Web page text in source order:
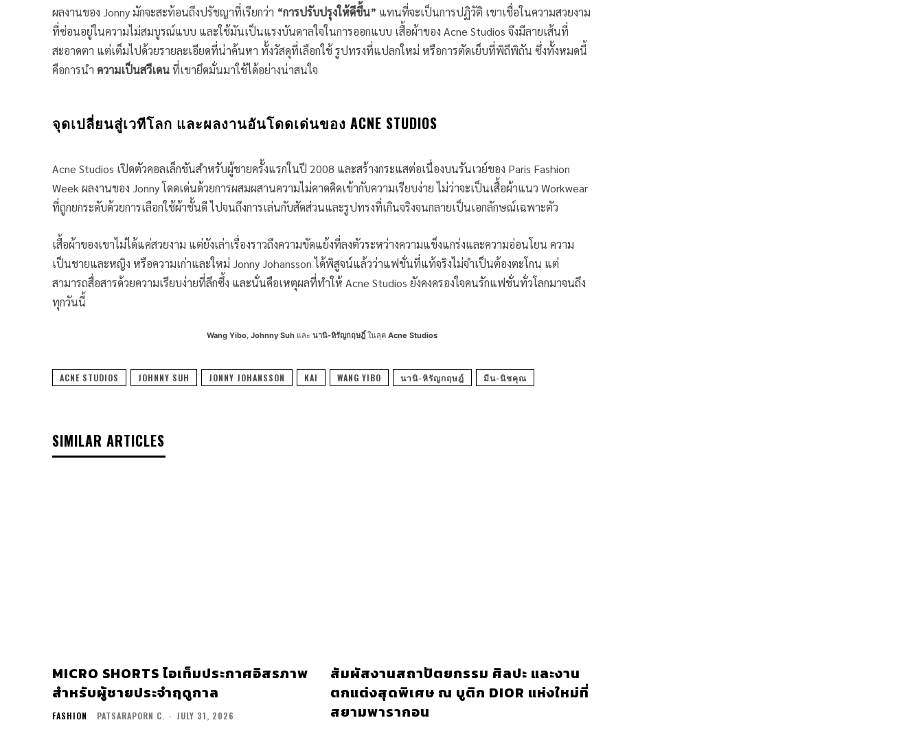
ผลงานของ Jonny มักจะสะท้อนถึงปรัชญาที่เรียกว่า “การปรับปรุงให้ดีขึ้น” แทนที่จะเป็นการปฏิวัติ เขาเชื่อในความสวยงาม
ที่ซ่อนอยู่ในความไม่สมบูรณ์แบบ และใช้มันเป็นแรงบันดาลใจในการออกแบบ เสื้อผ้าของ Acne Studios จึงมีลายเส้นที่
สะอาดตา แต่เต็มไปด้วยรายละเอียดที่น่าค้นหา ทั้งวัสดุที่เลือกใช้ รูปทรงที่แปลกใหม่ หรือการตัดเย็บที่พิถีพิถัน ซึ่งทั้งหมดนี้
คือการนำ ความเป็นสวีเดนที่เขายึดมั่นมาใช้ได้อย่างน่าสนใจ
จุดเปลี่ยนสู่เวทีโลก และผลงานอันโดดเด่นของ ACNE STUDIOS
Acne Studios เปิดตัวคอลเล็กชันสำหรับผู้ชายครั้งแรกในปี 2008 และสร้างกระแสต่อเนื่องบนรันเวย์ของ Paris Fashion
Week ผลงานของ Jonny โดดเด่นด้วยการผสมผสานความไม่คาดคิดเข้ากับความเรียบง่าย ไม่ว่าจะเป็นเสื้อผ้าแนว Workwear
ที่ถูกยกระดับด้วยการเลือกใช้ผ้าชั้นดี ไปจนถึงการเล่นกับสัดส่วนและรูปทรงที่เกินจริงจนกลายเป็นเอกลักษณ์เฉพาะตัว
เสื้อผ้าของเขาไม่ได้แค่สวยงาม แต่ยังเล่าเรื่องราวถึงความขัดแย้งที่ลงตัวระหว่างความแข็งแกร่งและความอ่อนโยน ความ
เป็นชายและหญิง หรือความเก่าและใหม่ Jonny Johansson ได้พิสูจน์แล้วว่าแฟชั่นที่แท้จริงไม่จำเป็นต้องตะโกน แต่
สามารถสื่อสารด้วยความเรียบง่ายที่ลึกซึ้ง และนั่นคือเหตุผลที่ทำให้ Acne Studios ยังคงครองใจคนรักแฟชั่นทั่วโลกมาจนถึง
ทุกวันนี้
Wang Yibo ,Johnny Suh และนานิ-หิรัญกฤษฎิ์ในลุคAcne Studios
ACNE STUDIOS JOHNNY SUH JONNY JOHANSSON KAI WANG YIBO นานิ-หิรัญกฤษฎ์ มีน-นิชคุณ
SIMILAR ARTICLES
MICRO SHORTS ไอเท็มประกาศอิสรภาพ
สำหรับผู้ชายประจำฤดูกาล
FASHION PATSARAPORN C. - JULY 31, 2026
สัมผัสงานสถาปัตยกรรม ศิลปะ และงาน
ตกแต่งสุดพิเศษ ณ บูติก DIOR แห่งใหม่ที่
สยามพารากอน